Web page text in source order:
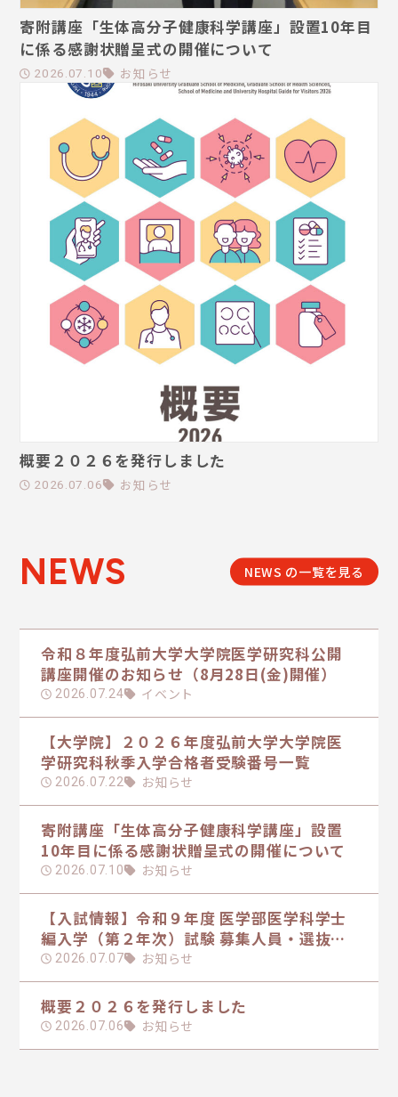
寄附講座「生体高分子健康科学講座」設置10年目
に係る感謝状贈呈式の開催について
2026.07.10 お知らせ
概要２０２６を発行しました
2026.07.06 お知らせ
NEWS NEWS の一覧を見る
令和８年度弘前大学大学院医学研究科公開
講座開催のお知らせ（8月28日(金)開催）
2026.07.24 イベント
【大学院】２０２６年度弘前大学大学院医
学研究科秋季入学合格者受験番号一覧
2026.07.22 お知らせ
寄附講座「生体高分子健康科学講座」設置
10年目に係る感謝状贈呈式の開催について
2026.07.10 お知らせ
【入試情報】令和９年度 医学部医学科学士
編入学（第２年次）試験 募集人員・選抜方
法の日程を掲載しました
2026.07.07 お知らせ
概要２０２６を発行しました
2026.07.06 お知らせ